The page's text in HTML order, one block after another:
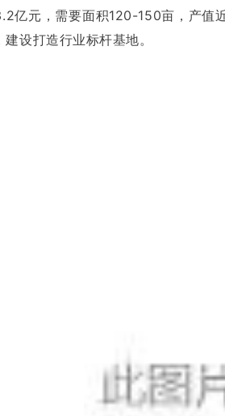
亿元，需要面积120-150亩，产
设打造行业标杆基地。